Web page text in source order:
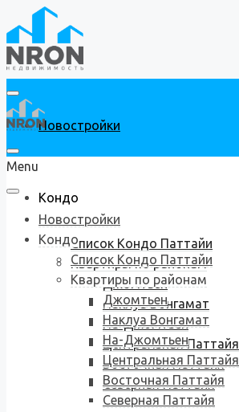
Новостройки
Кондо
Список Кондо Паттайи
Квартиры по районам
Джомтьен
Наклуа Вонгамат
На-Джомтьен
Центральная Паттайя
Восточная Паттайя
Северная Паттайя
Menu
Новостройки
Кондо
Список Кондо Паттайи
Квартиры по районам
Джомтьен
Наклуа Вонгамат
На-Джомтьен
Центральная Паттайя
Восточная Паттайя
Северная Паттайя